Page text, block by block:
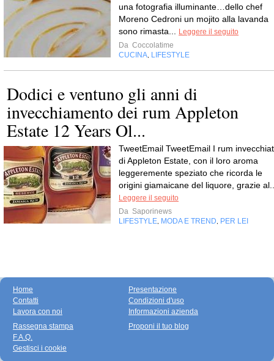
una fotografia illuminante…dello chef
Moreno Cedroni un mojito alla lavanda
sono rimasta...
Leggere il seguito
Da Coccolatime
CUCINA LIFESTYLE
Dodici e ventuno gli anni di
invecchiamento dei rum Appleton
Estate 12 Years Ol...
TweetEmail TweetEmail I rum
di Appleton Estate, con il loro aroma
leggeremente speziato che ricorda le
origini giamaicane del liquore, grazie
Leggere il seguito
Da Saporinews
LIFESTYLE MODA E TREND PER LEI
Home
Contatti
Lavora con noi
Presentazione
Condizioni d'uso
Informazioni azienda
Rassegna stampa
F.A.Q.
Gestisci i cookie
Proponi il tuo blog